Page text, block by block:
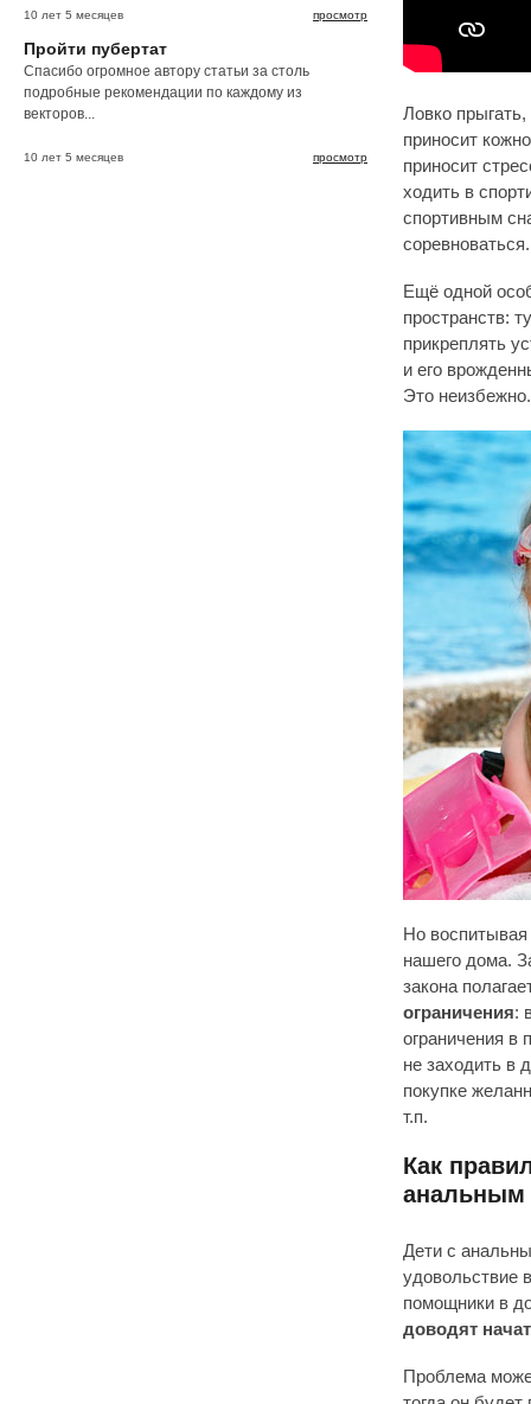
просмотр
10 лет 5 месяцев
Пройти пубертат
Спасибо огромное автору статьи за столь
подробные рекомендации по каждому из
векторов...
просмотр
10 лет 5 месяцев
Ловко прыгать,
приносит
приносит
ходить в
спортивным
соревноваться.
Ещё одной
пространств:
прикреплять
и его
Это неизбежно.
Но
нашего дома.
закона
ограничения:
ограничения в
не заходить в
покупке
т.п.
Как
анальным
Дети с
удовольствие
помощники в
доводят
Проблема